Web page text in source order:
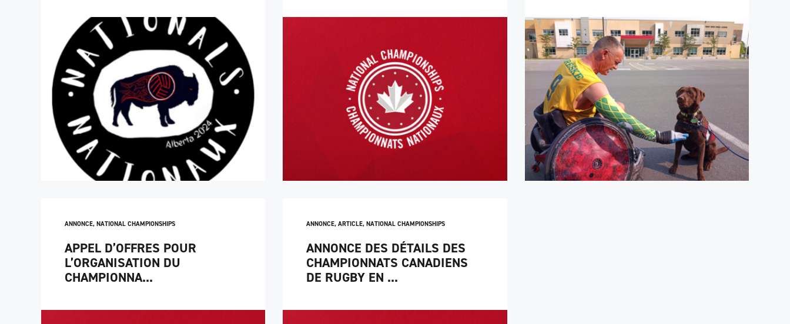
ANNONCE, NATIONAL CHAMPIONSHIPS
APPEL D’OFFRES POUR
L’ORGANISATION DU
CHAMPIONNA...
ANNONCE,ARTICLE,NATIONAL CHAMPIONSHIPS
ANNONCE DES DÉTAILS DES
CHAMPIONNATS CANADIENS
DE RUGBY EN ...